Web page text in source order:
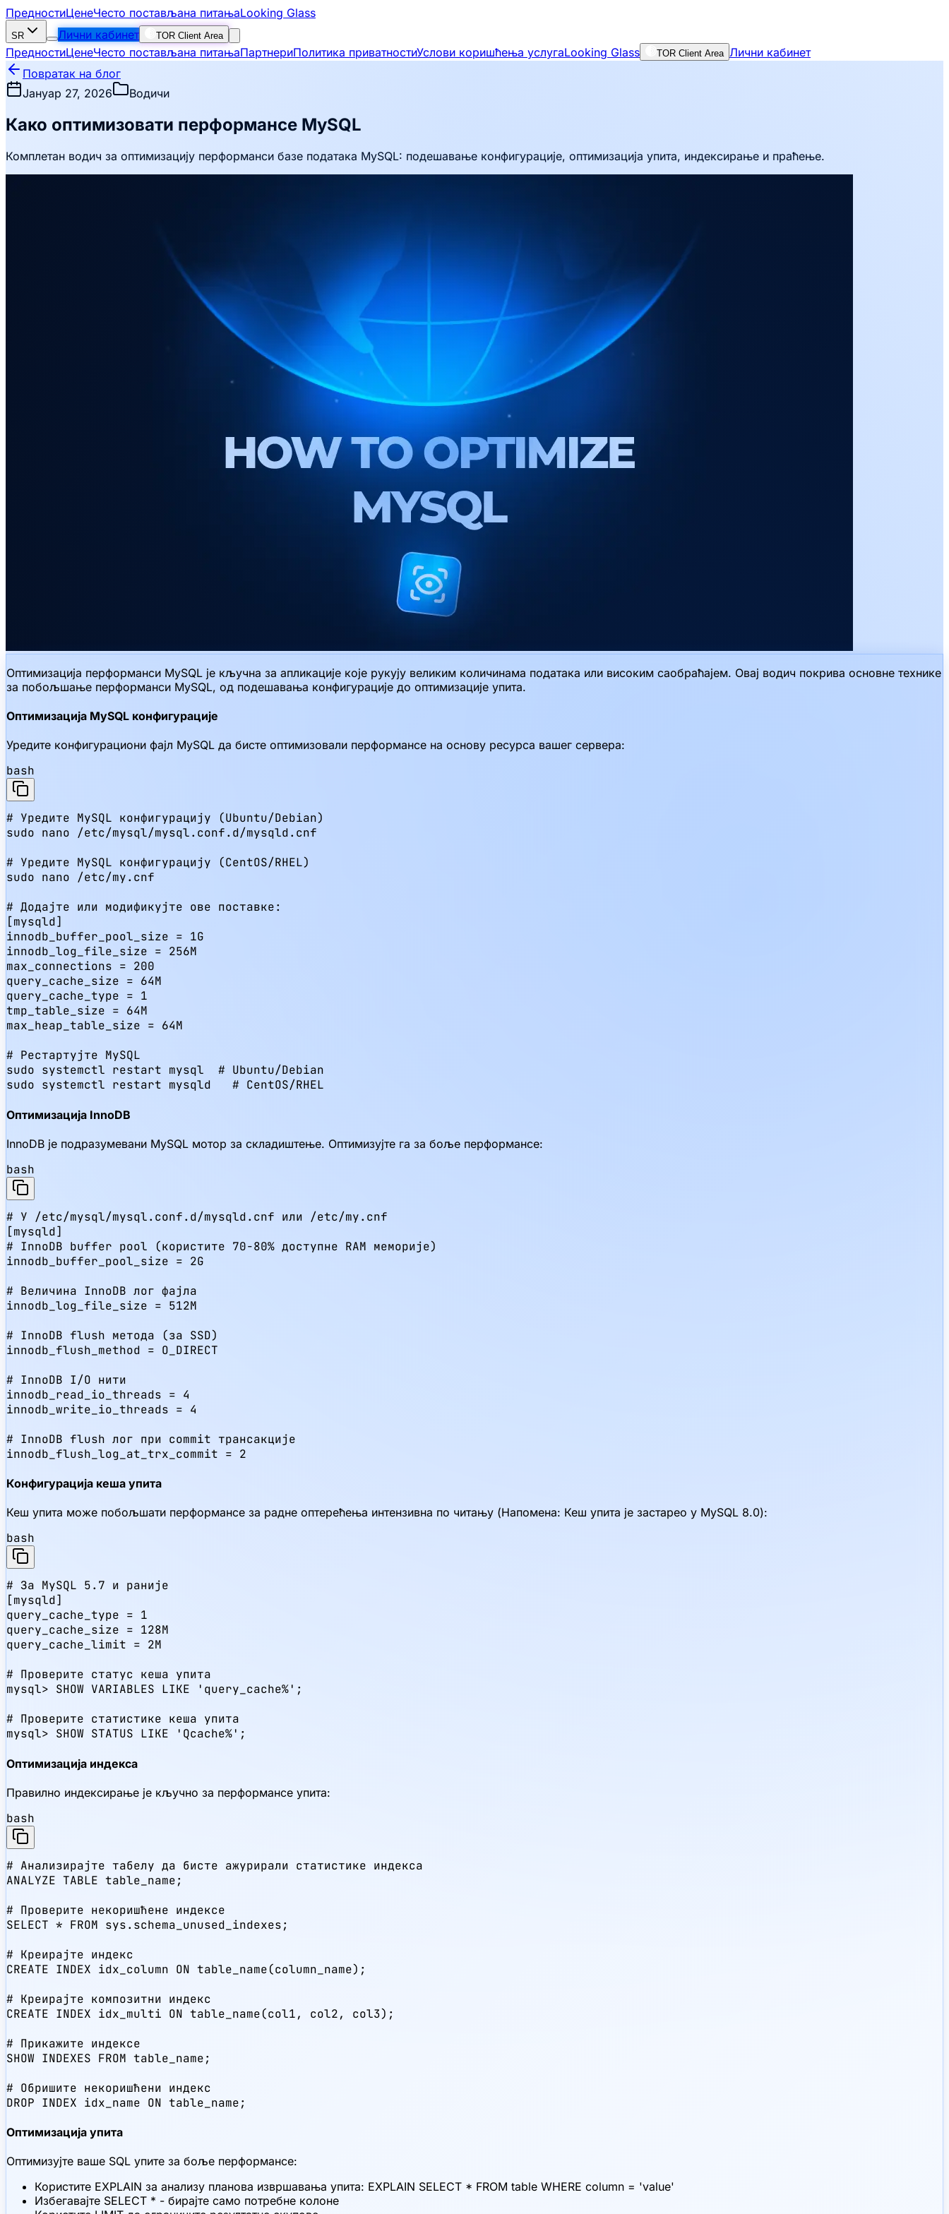
ПредностиЦенеЧесто постављана питањаLooking Glass
SR Лични кабинет TOR Client Area
ПредностиЦенеЧесто постављана питањаПартнериПолитика приватностиУслови коришћења услугаLooking Glass TOR Client Area Лични кабинет
Повратак на блог
Јануар 27, 2026
Водичи
Како оптимизовати перформансе MySQL
Комплетан водич за оптимизацију перформанси базе података MySQL: подешавање конфигурације, оптимизација упита, индексирање и праћење.
Оптимизација перформанси MySQL је кључна за апликације које рукују великим количинама података или високим саобраћајем. Овај водич покрива основне технике
за побољшање перформанси MySQL, од подешавања конфигурације до оптимизације упита.
Оптимизација MySQL конфигурације
Уредите конфигурациони фајл MySQL да бисте оптимизовали перформансе на основу ресурса вашег сервера:
bash
# Уредите MySQL конфигурацију (Ubuntu/Debian)
sudo nano /etc/mysql/mysql.conf.d/mysqld.cnf
# Уредите MySQL конфигурацију (CentOS/RHEL)
sudo nano /etc/my.cnf
# Додајте или модификујте ове поставке:
[mysqld]
innodb_buffer_pool_size = 1G
innodb_log_file_size = 256M
max_connections = 200
query_cache_size = 64M
query_cache_type = 1
tmp_table_size = 64M
max_heap_table_size = 64M
# Рестартујте MySQL
sudo systemctl restart mysql  # Ubuntu/Debian
sudo systemctl restart mysqld   # CentOS/RHEL
Оптимизација InnoDB
InnoDB је подразумевани MySQL мотор за складиштење. Оптимизујте га за боље перформансе:
bash
# У /etc/mysql/mysql.conf.d/mysqld.cnf или /etc/my.cnf
[mysqld]
# InnoDB buffer pool (користите 70-80% доступне RAM меморије)
innodb_buffer_pool_size = 2G
# Величина InnoDB лог фајла
innodb_log_file_size = 512M
# InnoDB flush метода (за SSD)
innodb_flush_method = O_DIRECT
# InnoDB I/O нити
innodb_read_io_threads = 4
innodb_write_io_threads = 4
# InnoDB flush лог при commit трансакције
innodb_flush_log_at_trx_commit = 2
Конфигурација кеша упита
Кеш упита може побољшати перформансе за радне оптерећења интензивна по читању (Напомена: Кеш упита је застарео у MySQL 8.0):
bash
# За MySQL 5.7 и раније
[mysqld]
query_cache_type = 1
query_cache_size = 128M
query_cache_limit = 2M
# Проверите статус кеша упита
mysql> SHOW VARIABLES LIKE 'query_cache%';
# Проверите статистике кеша упита
mysql> SHOW STATUS LIKE 'Qcache%';
Оптимизација индекса
Правилно индексирање је кључно за перформансе упита:
bash
# Анализирајте табелу да бисте ажурирали статистике индекса
ANALYZE TABLE table_name;
# Проверите некоришћене индексе
SELECT * FROM sys.schema_unused_indexes;
# Креирајте индекс
CREATE INDEX idx_column ON table_name(column_name);
# Креирајте композитни индекс
CREATE INDEX idx_multi ON table_name(col1, col2, col3);
# Прикажите индексе
SHOW INDEXES FROM table_name;
# Обришите некоришћени индекс
DROP INDEX idx_name ON table_name;
Оптимизација упита
Оптимизујте ваше SQL упите за боље перформансе:
Користите EXPLAIN за анализу планова извршавања упита: EXPLAIN SELECT * FROM table WHERE column = 'value'
Избегавајте SELECT * - бирајте само потребне колоне